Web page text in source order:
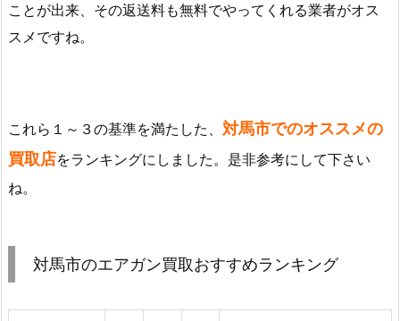
ことが出来、その返送料も無料でやってくれる業者がオス
スメですね。
これら１～３の基準を満たした、 対馬市でのオススメの
買取店をランキングにしました。是非参考にして下さい
ね。
対馬市のエアガン買取おすすめランキング